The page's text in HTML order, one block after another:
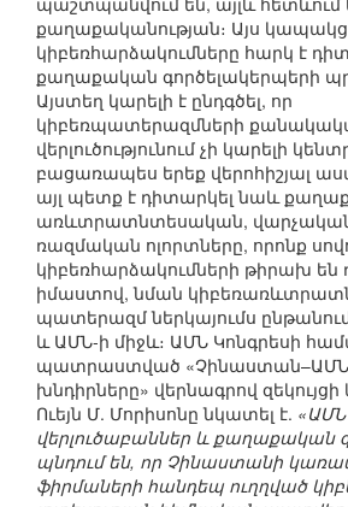
քաղաքականության։ Այս
կիբեռհարձակումները հարկ է
քաղաքական գործելակերպերի
Այստեղ կարելի է ընդգծել, որ
կիբեռպատերազմների
վերլուծությունում չի կարելի
բացառապես երեք վերոհիշյալ
այլ պետք է դիտարկել նաև
առևտրատնտեսական,
ռազմական ոլորտները, որոնք
կիբեռհարձակումների թիրախ են
իմաստով, նման
պատերազմ ներկայումս
և ԱՄՆ-ի միջև։ ԱՄՆ Կոնգրեսի
պատրաստված
խնդիրները» վերնագրով
Ուեյն Մ. Մորիսոնը նկատել է.
վերլուծաբաններ և քաղաքական
պնդում են, որ Չինաստանի
ֆիրմաների հանդեպ ուղղված